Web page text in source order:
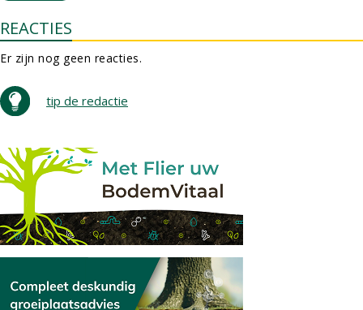
REACTIES
Er zijn nog geen reacties.
tip de redactie